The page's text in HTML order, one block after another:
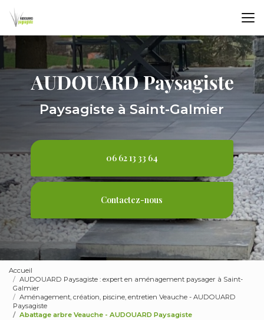
contenu
principal
Paysagiste à Saint-Galmier
06 62 13 33 64
Contactez-nous
Accueil
AUDOUARD Paysagiste : expert en aménagement paysager à Saint-
Galmier
Aménagement, création, piscine, entretien Veauche - AUDOUARD
Paysagiste
Abattage arbre Veauche - AUDOUARD Paysagiste